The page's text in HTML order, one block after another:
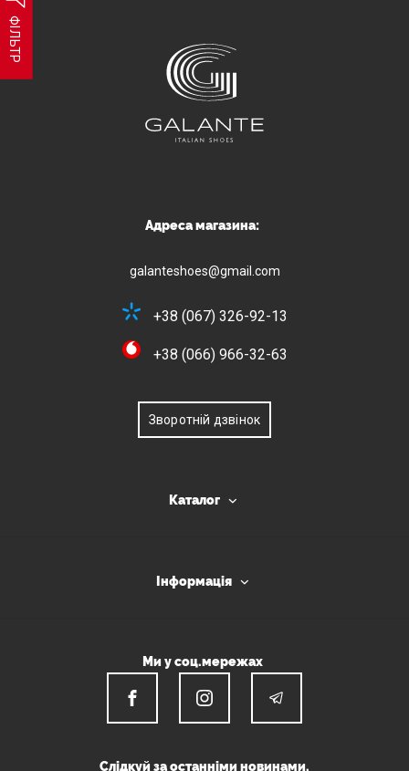
ФІЛЬТР
Адреса магазина:
galanteshoes@gmail.com
+38 (067) 326-92-13
+38 (066) 966-32-63
Зворотній дзвінок
Каталог
Інформація
Ми у соц.мережах
Слідкуй за останніми новинами.